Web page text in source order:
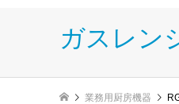
ガスレン
業務用厨房機器